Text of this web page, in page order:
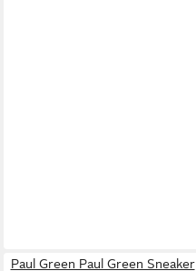
Paul Green Paul Green Sneaker